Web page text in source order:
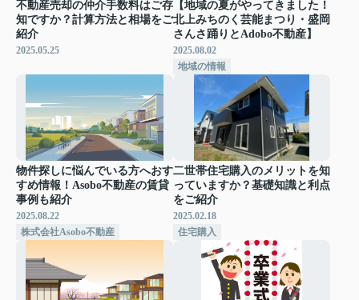
不動産売却の仲介手数料はご存
知ですか？計算方法と相場をご
紹介
2025.05.25
【地域の夏がやってきました！
北上みちのく芸能まつり・盛岡
さんさ踊りとAdobo不動産】
2025.08.02
地域の情報
物件探しに悩んでいる方へおす
すめ情報！Asobo不動産の賃貸
事例も紹介
2025.08.22
株式会社Asobo不動産
二世帯住宅購入のメリットを知
っていますか？基礎知識と利点
をご紹介
2025.02.18
住宅購入